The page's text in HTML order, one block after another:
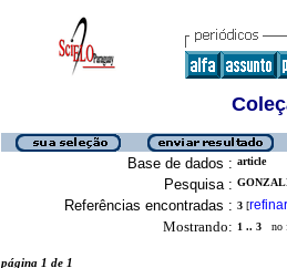
Base de dados : article
Pesquisa :
Referências encontradas : 3 [refinar
Mostrando: 1 .. 3 no
página 1 de 1